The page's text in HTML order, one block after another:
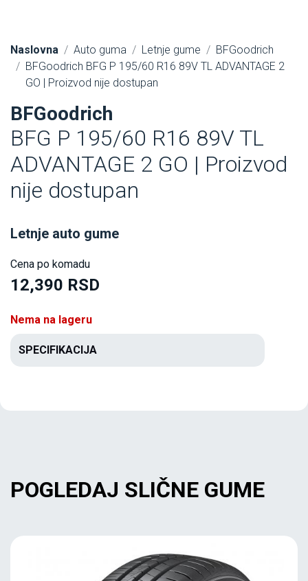
Naslovna Auto guma Letnje gume
BFGoodrich
BFGoodrich BFG P 195/60 R16 89V TL ADVANTAGE 2
GO | Proizvod nije dostupan
BFGoodrich
BFG P 195/60 R16 89V TL
ADVANTAGE 2 GO | Proizvod
nije dostupan
Letnje auto gume
Cena po komadu
12,390 RSD
Nema na lageru
SPECIFIKACIJA
POGLEDAJ SLIČNE GUME